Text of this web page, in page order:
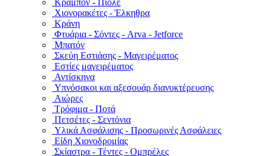
Κραμπόν - Πιολέ
Χιονορακέτες - Έλκηθρα
Κράνη
Φτυάρια - Σόντες - Arva - Jetforce
Μπατόν
Σκεύη Εστιάσης - Μαγειρέματος
Εστίες μαγειρέματος
Αντίσκηνα
Υπνόσακοι και αξεσουάρ διανυκτέρευσης
Αιώρες
Τρόφιμα - Ποτά
Πετσέτες - Σεντόνια
Υλικά Ασφάλισης - Προσωρινές Ασφάλειες
Είδη Χιονοδρομίας
Σκίαστρα - Τέντες - Ομπρέλες